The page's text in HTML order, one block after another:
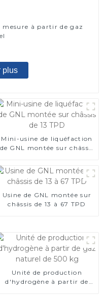
à partir de gaz
plus
Mini-usine de liquéfaction
de GNL montée sur châssis
Usine de GNL montée sur
châssis de 13 à 67 TPD
Unité de production
d'hydrogène à partir de